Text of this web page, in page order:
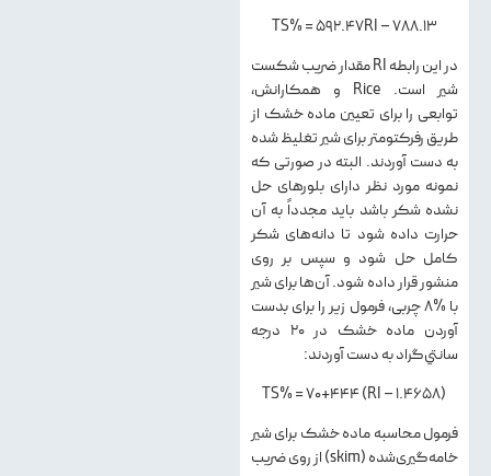
TS% = 592.47RI – 788.13
در این رابطه RI مقدار ضریب شکست
شیر است. Rice و همكارانش،
توابعی را برای تعيين ماده خشك از
طريق رفركتومتر برای شير تغلیظ شده
به دست آوردند. البته در صورتی كه
نمونه مورد نظر دارای بلورهای حل
نشده شكر باشد باید مجدداً به آن
حرارت داده شود تا دانه‌های شكر
كامل حل شود و سپس بر روی
منشور قرار داده شود. آن‌ها برای شير
با %8 چربی، فرمول زير را برای بدست
آوردن ماده خشك در 20 درجه
سانتي‌گراد به دست آوردند:
TS% = 70+444 (RI – 1.4658)
فرمول محاسبه ماده خشک برای شیر
خامه‌گیری‌شده (skim) از روی ضریب